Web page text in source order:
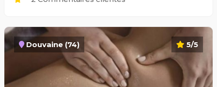
5/5
Douvaine (74)